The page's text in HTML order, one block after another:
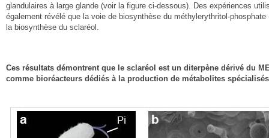
glandulaires à large glande (voir la figure ci-dessous). Des expériences
également révélé que la voie de biosynthèse du méthylerythritol-
la biosynthèse du sclaréol.
Ces résultats démontrent que le sclaréol est un diterpène dérivé du
comme bioréacteurs dédiés à la production de métabolites